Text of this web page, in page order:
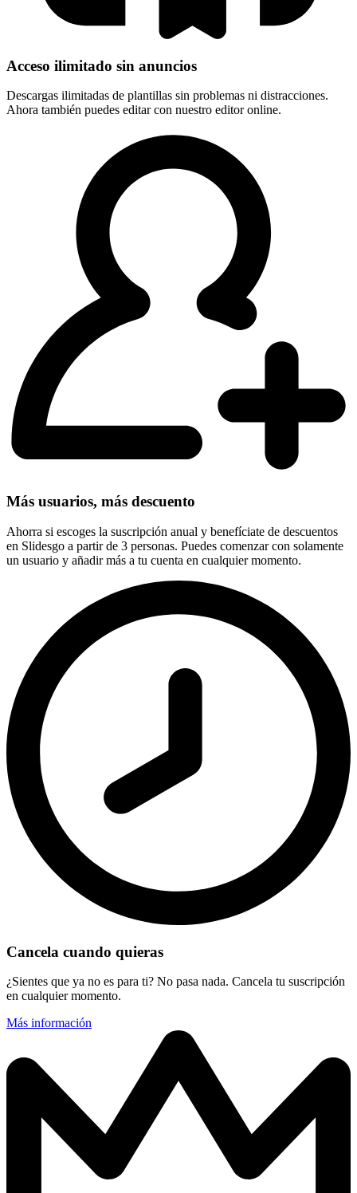
Acceso ilimitado sin anuncios
Descargas ilimitadas de plantillas sin problemas ni distracciones.
Ahora también puedes editar con nuestro editor online.
Más usuarios, más descuento
Ahorra si escoges la suscripción anual y benefíciate de descuentos
en Slidesgo a partir de 3 personas. Puedes comenzar con solamente
un usuario y añadir más a tu cuenta en cualquier momento.
Cancela cuando quieras
¿Sientes que ya no es para ti? No pasa nada. Cancela tu suscripción
en cualquier momento.
Más información